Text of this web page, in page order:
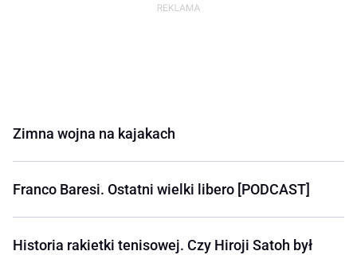
Zimna wojna na kajakach
Franco Baresi. Ostatni wielki libero [PODCAST]
Historia rakietki tenisowej. Czy Hiroji Satoh był